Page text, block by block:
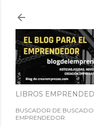
LIBROS
BUSCADOR DE
EMPRENDEDOR: